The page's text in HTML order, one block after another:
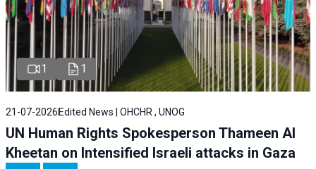
1 1
21-07-2026 Edited News | OHCHR , UNOG
UN Human Rights Spokesperson Thameen Al
Kheetan on Intensified Israeli attacks in Gaza